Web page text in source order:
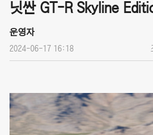
닛싼 GT-R Skyline
운영자
2024-06-17 16:18